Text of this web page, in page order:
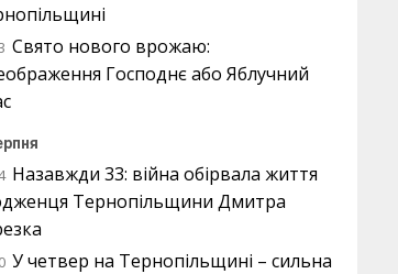
Свято нового врожаю:
Господнє або Яблучний
Назавжди 33: війна обірвала життя
Тернопільщини Дмитра
У четвер на Тернопільщині – сильна